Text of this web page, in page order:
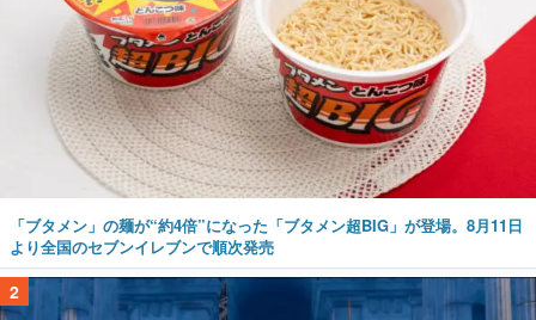
「ブタメン」の麺が“約4倍”になった「ブタメン超BIG」が登場。8月11日
より全国のセブンイレブンで順次発売
2